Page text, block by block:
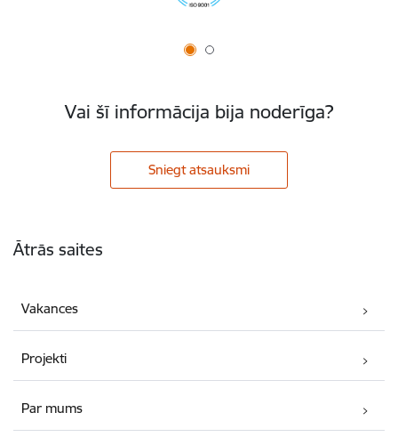
Vai šī informācija bija noderīga?
Sniegt atsauksmi
Ātrās saites
Vakances
Projekti
Par mums